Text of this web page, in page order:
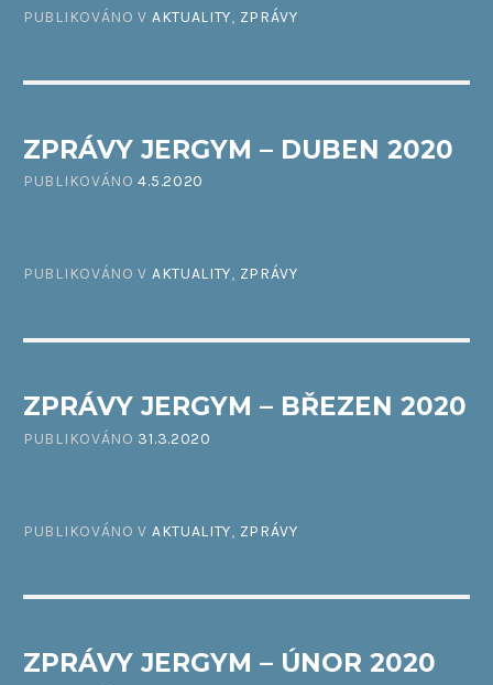
PUBLIKOVÁNO V AKTUALITY, ZPRÁVY
ZPRÁVY JERGYM – DUBEN 2020
PUBLIKOVÁNO4.5.2020
PUBLIKOVÁNO V AKTUALITY, ZPRÁVY
ZPRÁVY JERGYM – BŘEZEN 2020
PUBLIKOVÁNO 31.3.2020
PUBLIKOVÁNO V AKTUALITY, ZPRÁVY
ZPRÁVY JERGYM – ÚNOR 2020